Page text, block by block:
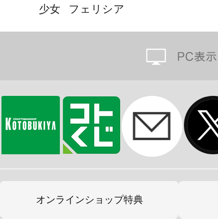
※Prototype shown is not final,
少女 フェリシア
オンラインショップ特典